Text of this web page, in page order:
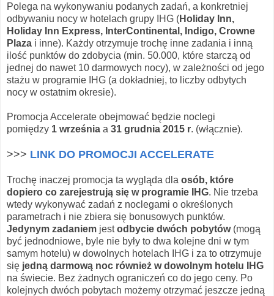
Polega na wykonywaniu podanych zadań, a konkretniej
odbywaniu nocy w hotelach grupy IHG (Holiday Inn,
Holiday Inn Express, InterContinental, Indigo, Crowne
Plaza i inne). Każdy otrzymuje trochę inne zadania i inną
ilość punktów do zdobycia (min. 50.000, które starczą od
jednej do nawet 10 darmowych nocy), w zależności od jego
stażu w programie IHG (a dokładniej, to liczby odbytych
nocy w ostatnim okresie).
Promocja Accelerate obejmować będzie noclegi
pomiędzy 1 września a 31 grudnia 2015 r. (włącznie).
>>> LINK DO PROMOCJI ACCELERATE
Trochę inaczej promocja ta wygląda dla osób, które
dopiero co zarejestrują się w programie IHG. Nie trzeba
wtedy wykonywać zadań z noclegami o określonych
parametrach i nie zbiera się bonusowych punktów.
Jedynym zadaniem jestodbycie dwóch pobytów(mogą
być jednodniowe, byle nie były to dwa kolejne dni w tym
samym hotelu) w dowolnych hotelach IHG i za to otrzymuje
się jedną darmową noc również w dowolnym hotelu IHG
na świecie. Bez żadnych ograniczeń co do jego ceny. Po
kolejnych dwóch pobytach możemy otrzymać jeszcze jedną